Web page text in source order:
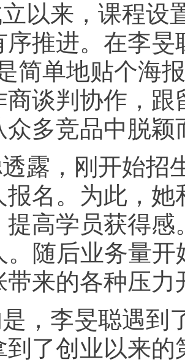
以来，课程
序推进。在李
简单地贴个海
商谈判协作，
众多竞品中脱颖
露，刚开始招
报名。为此，
提高学员获得
。随后业务量
带来的各种压力
，李旻聪遇到
到了创业以来